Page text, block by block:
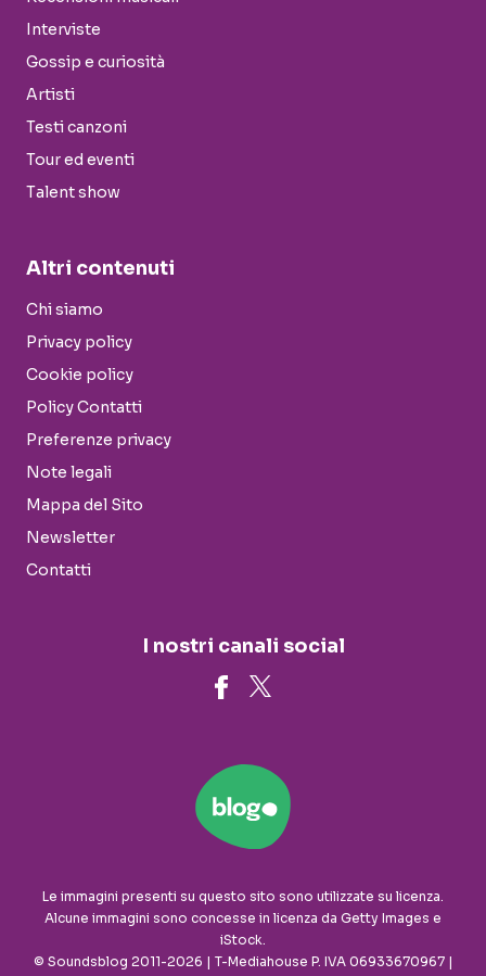
Interviste
Gossip e curiosità
Artisti
Testi canzoni
Tour ed eventi
Talent show
Altri contenuti
Chi siamo
Privacy policy
Cookie policy
Policy Contatti
Preferenze privacy
Note legali
Mappa del Sito
Newsletter
Contatti
I nostri canali social
Le immagini presenti su questo sito sono utilizzate su licenza.
Alcune immagini sono concesse in licenza da Getty Images e
iStock.
© Soundsblog 2011-2026 | T-Mediahouse P. IVA 06933670967 |